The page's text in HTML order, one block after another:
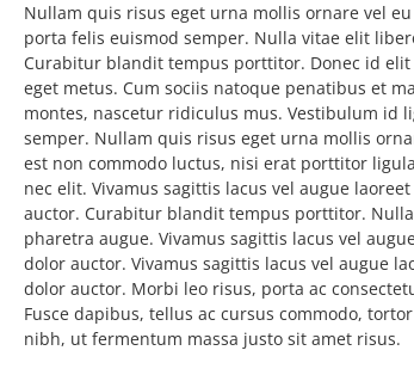
Nullam quis risus eget urna mollis ornare vel
porta felis euismod semper. Nulla vitae elit
Curabitur blandit tempus porttitor. Donec id
eget metus. Cum sociis natoque penatibus et
montes, nascetur ridiculus mus. Vestibulum id
semper. Nullam quis risus eget urna mollis
est non commodo luctus, nisi erat porttitor
nec elit. Vivamus sagittis lacus vel augue
auctor. Curabitur blandit tempus porttitor.
pharetra augue. Vivamus sagittis lacus vel
dolor auctor. Vivamus sagittis lacus vel augue
dolor auctor. Morbi leo risus, porta ac
Fusce dapibus, tellus ac cursus commodo,
nibh, ut fermentum massa justo sit amet risus.